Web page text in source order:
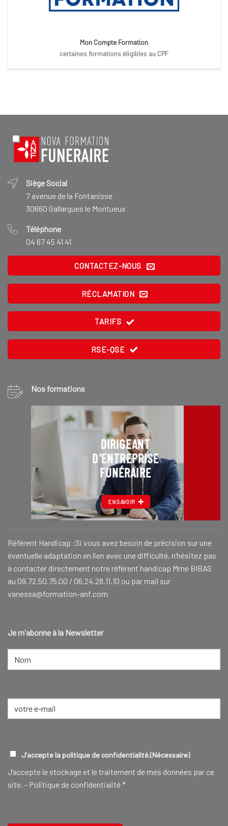
Mon Compte Formation
certaines formations éligibles au CPF
Siège Social
7 avenue de la Fontanisse
30660 Gallargues le Montueux
Téléphone
04 67 45 41 41
CONTACTEZ-NOUS
RÉCLAMATION
TARIFS
RSE-QSE
Nos formations
DIRIGEANT
D'ENTREPRISE
FUNÉRAIRE
EN SAVOIR
Référent Handicap :Si vous avez besoin de précision sur une
éventuelle adaptation en lien avec une difficulté, n’hésitez pas
à contacter directement notre référent handicap Mme BIBAS
au 09.72.50.75.00 / 06.24.28.11.10 ou par mail sur
vanessa@formation-anf.com
Je m'abonne à la Newsletter
NOM
RGPD(NÉCESSAIRE)
J’accepte la politique de confidentialité.(Nécessaire)
J‘accepte le stockage et le traitement de mes données par ce
site. - Politique de confidentialité*